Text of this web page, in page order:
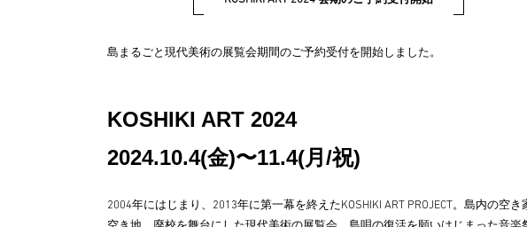
島まるごと現代美術の展覧会期間のご予約受付を開始しました。
KOSHIKI ART 2024
2024.10.4(金)〜11.4(月/祝)
2004年にはじまり、2013年に第一幕を終えたKOSHIKI ART PROJECT。島内の空き